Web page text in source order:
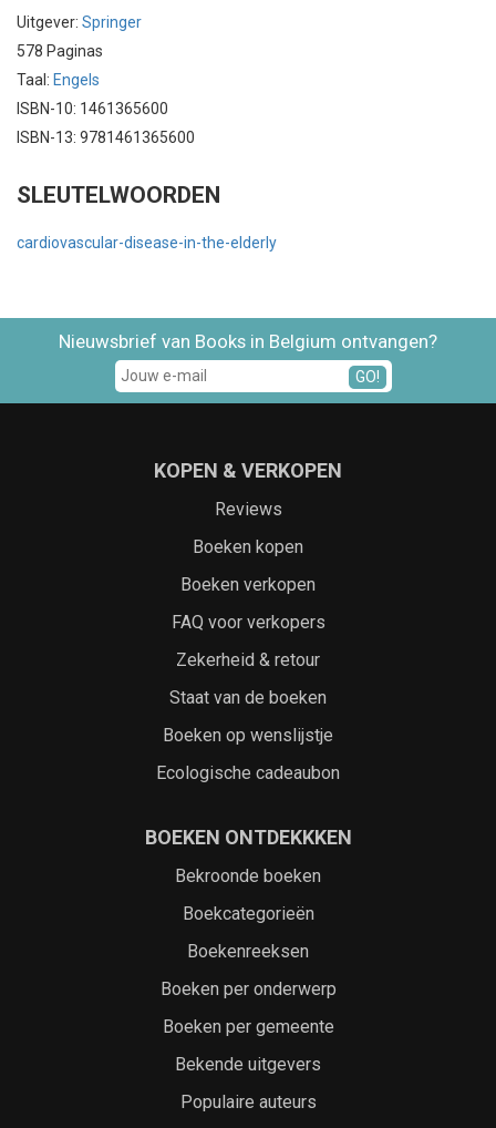
Uitgever: Springer
578 Paginas
Taal: Engels
ISBN-10: 1461365600
ISBN-13: 9781461365600
SLEUTELWOORDEN
cardiovascular-disease-in-the-elderly
Nieuwsbrief van Books in Belgium ontvangen?
GO!
KOPEN & VERKOPEN
Reviews
Boeken kopen
Boeken verkopen
FAQ voor verkopers
Zekerheid & retour
Staat van de boeken
Boeken op wenslijstje
Ecologische cadeaubon
BOEKEN ONTDEKKKEN
Bekroonde boeken
Boekcategorieën
Boekenreeksen
Boeken per onderwerp
Boeken per gemeente
Bekende uitgevers
Populaire auteurs